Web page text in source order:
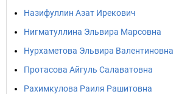
Назифуллин Азат Ирекович
Нигматуллина Эльвира Марсовна
Нурхаметова Эльвира Валентиновна
Протасова Айгуль Салаватовна
Рахимкулова Раиля Рашитовна